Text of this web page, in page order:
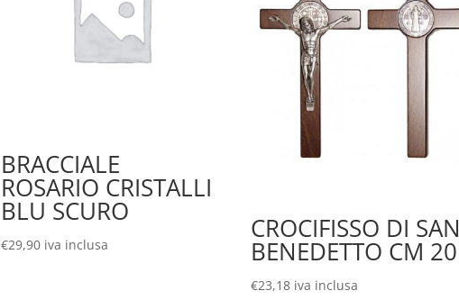
BRACCIALE
ROSARIO CRISTALLI
BLU SCURO
€29,90 iva inclusa
CROCIFISSO DI SAN
BENEDETTO CM 20
€23,18 iva inclusa